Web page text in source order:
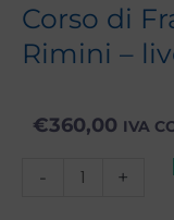
Corso di
Rimini –
€360,00 IVA
-
Corso
+